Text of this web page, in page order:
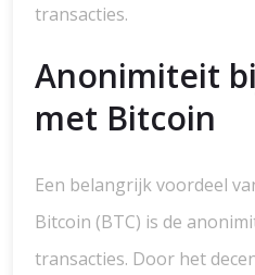
transacties.
Anonimiteit
met Bitcoin
Een belangrijk voordeel
Bitcoin (BTC) is de
transacties. Door het